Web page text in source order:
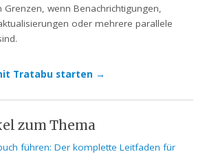
Grenzen, wenn Benachrichtigungen,
oder mehrere parallele
Tratabu starten →
zum Thema
führen: Der komplette Leitfaden für